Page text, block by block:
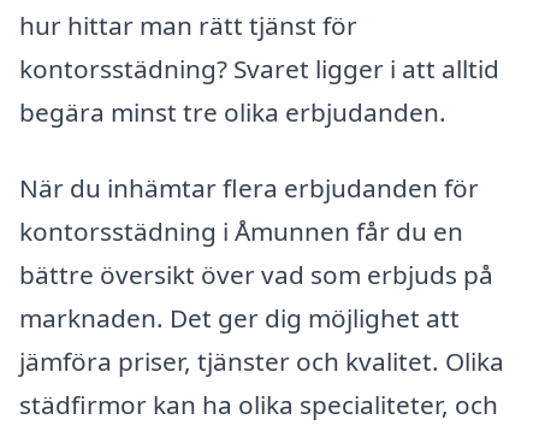
hur hittar man rätt tjänst för
kontorsstädning? Svaret ligger i att alltid
begära minst tre olika erbjudanden.
När du inhämtar flera erbjudanden för
kontorsstädning i Åmunnen får du en
bättre översikt över vad som erbjuds på
marknaden. Det ger dig möjlighet att
jämföra priser, tjänster och kvalitet. Olika
städfirmor kan ha olika specialiteter, och